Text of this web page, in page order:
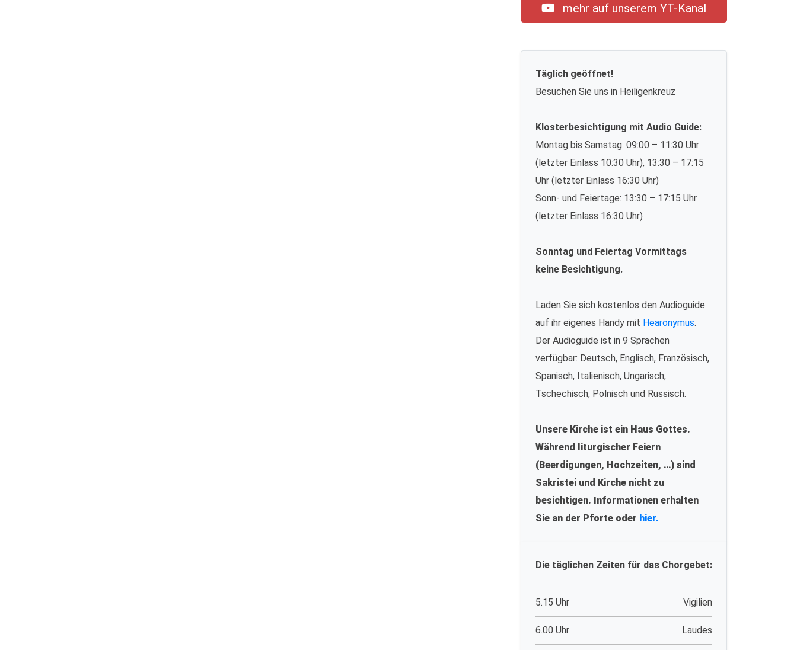
mehr auf unserem YT-Kanal
Täglich geöffnet!
Besuchen Sie uns in Heiligenkreuz
Klosterbesichtigung mit Audio Guide:
Montag bis Samstag: 09:00 – 11:30 Uhr
(letzter Einlass 10:30 Uhr), 13:30 – 17:15
Uhr (letzter Einlass 16:30 Uhr)
Sonn- und Feiertage: 13:30 – 17:15 Uhr
(letzter Einlass 16:30 Uhr)
Sonntag und Feiertag Vormittags
keine Besichtigung.
Laden Sie sich kostenlos den Audioguide
auf ihr eigenes Handy mit Hearonymus.
Der Audioguide ist in 9 Sprachen
verfügbar: Deutsch, Englisch, Französisch,
Spanisch, Italienisch, Ungarisch,
Tschechisch, Polnisch und Russisch.
Unsere Kirche ist ein Haus Gottes.
Während liturgischer Feiern
(Beerdigungen, Hochzeiten, …) sind
Sakristei und Kirche nicht zu
besichtigen. Informationen erhalten
Sie an der Pforte oder hier.
Die täglichen Zeiten für das Chorgebet:
5.15 Uhr Vigilien
6.00 Uhr Laudes